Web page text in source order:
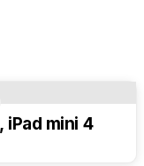
iPad mini 4